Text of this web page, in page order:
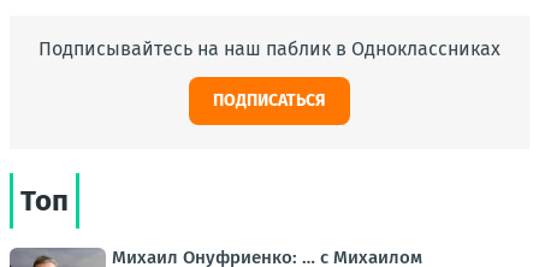
Подписывайтесь на наш паблик в Одноклассниках
ПОДПИСАТЬСЯ
Топ
Михаил Онуфриенко: … с Михаилом